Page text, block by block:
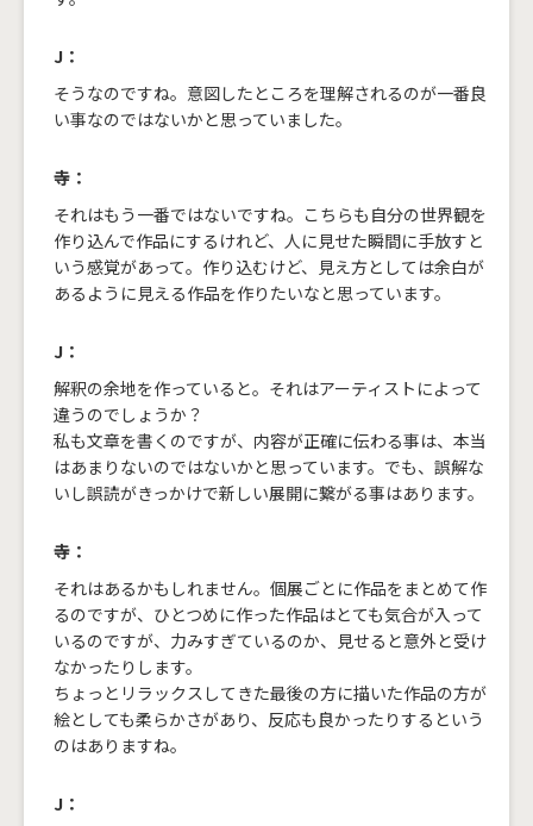
J：
そうなのですね。意図したところを理解されるのが一番良
い事なのではないかと思っていました。
寺：
それはもう一番ではないですね。こちらも自分の世界観を
作り込んで作品にするけれど、人に見せた瞬間に手放すと
いう感覚があって。作り込むけど、見え方としては余白が
あるように見える作品を作りたいなと思っています。
J：
解釈の余地を作っていると。それはアーティストによって
違うのでしょうか？
私も文章を書くのですが、内容が正確に伝わる事は、本当
はあまりないのではないかと思っています。でも、誤解な
いし誤読がきっかけで新しい展開に繋がる事はあります。
寺：
それはあるかもしれません。個展ごとに作品をまとめて作
るのですが、ひとつめに作った作品はとても気合が入って
いるのですが、力みすぎているのか、見せると意外と受け
なかったりします。
ちょっとリラックスしてきた最後の方に描いた作品の方が
絵としても柔らかさがあり、反応も良かったりするという
のはありますね。
J：